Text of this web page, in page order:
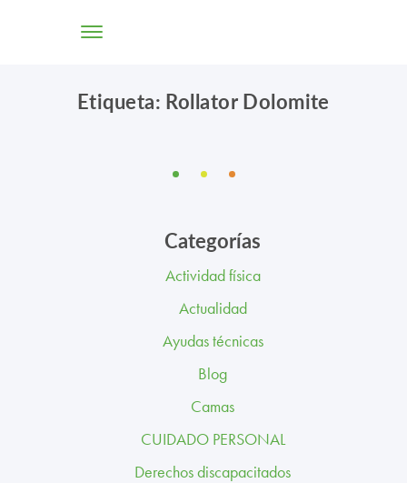
TIENDA ONLINE
CENTROS
PROFESIONALES
BLOG
CONTACTO
Etiqueta: Rollator Dolomite
Categorías
Actividad física
Actualidad
Ayudas técnicas
Blog
Camas
CUIDADO PERSONAL
Derechos discapacitados